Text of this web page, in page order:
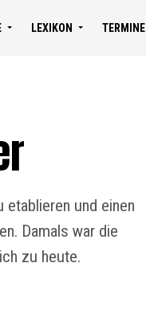
LEXIKON TERMINE
und einen
Damals war die
zu heute.